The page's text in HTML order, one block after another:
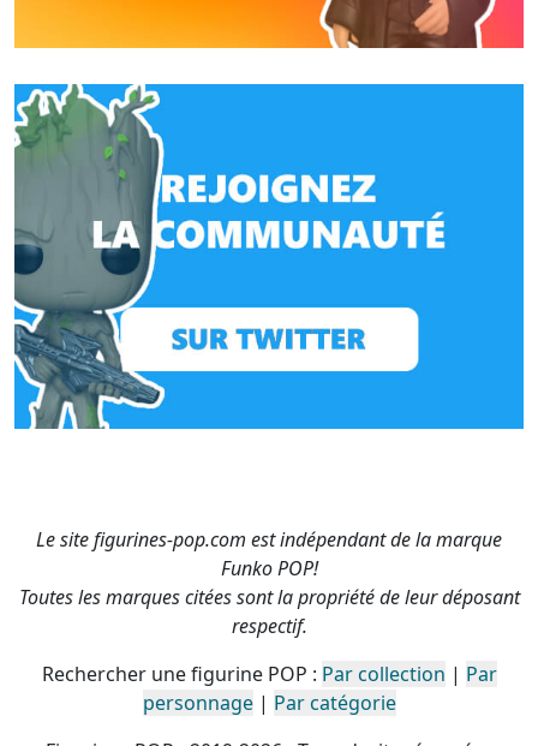
Le site figurines-pop.com est indépendant de la marque
Funko POP!
Toutes les marques citées sont la propriété de leur déposant
respectif.
Rechercher une figurine POP : Par collection | Par
personnage| Par catégorie